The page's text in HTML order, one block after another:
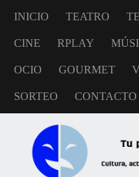
INICIO TEATRO
CINE RPLAY
OCIO GOURMET
SORTEO CONTACTO